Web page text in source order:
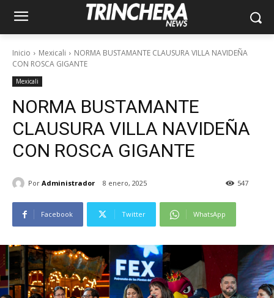
Inicio Mexicali
NORMA BUSTAMANTE CLAUSURA VILLA NAVIDEÑA
CON ROSCA GIGANTE
Mexicali
NORMA BUSTAMANTE
CLAUSURA VILLA NAVIDEÑA
CON ROSCA GIGANTE
Por Administrador 8 enero, 2025 547
Facebook Twitter WhatsApp